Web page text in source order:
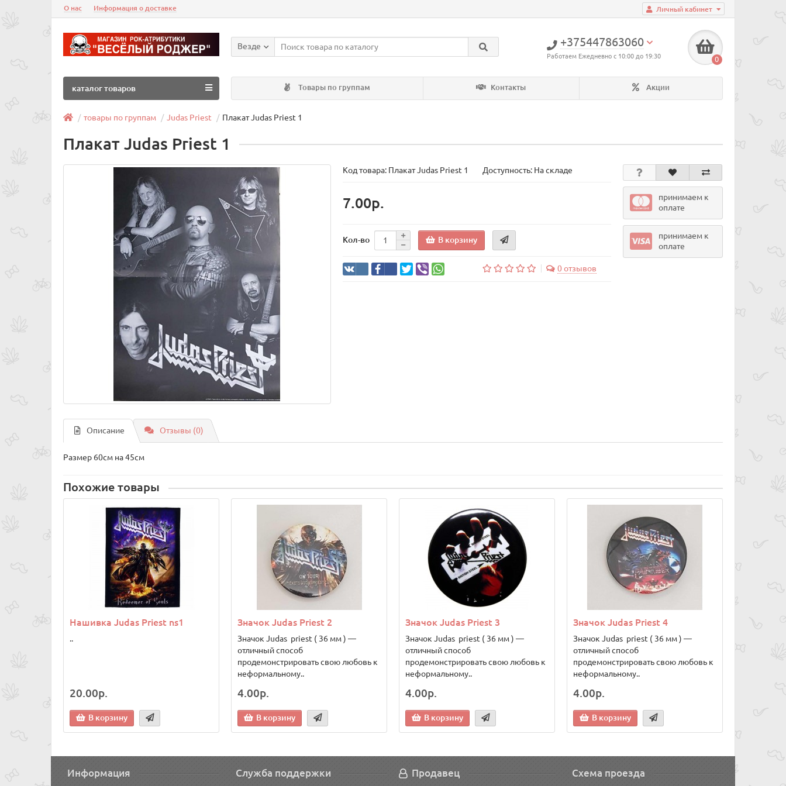
Личный кабинет
О нас Информация о доставке
+375447863060
Работаем Ежедневно с 10:00 до 19:30 0
Везде
Товары по группам Контакты Акции
каталог товаров
товары по группам Judas Priest Плакат Judas Priest 1
Плакат Judas Priest 1
Код товара: Плакат Judas Priest 1 Доступность: На складе
7.00р.
Кол-во В корзину
0 отзывов
принимаем к
оплате
принимаем к
оплате
Описание Отзывы (0)
Размер 60см на 45см
Похожие товары
Нашивка Judas Priest ns1
..
20.00р.
В корзину
Значок Judas Priest 2
Значок Judas priest ( 36 мм ) —
отличный способ
продемонстрировать свою любовь к
неформальному..
4.00р.
В корзину
Значок Judas Priest 3
Значок Judas priest ( 36 мм ) —
отличный способ
продемонстрировать свою любовь к
неформальному..
4.00р.
В корзину
Значок Judas Priest 4
Значок Judas priest ( 36 мм ) —
отличный способ
продемонстрировать свою любовь к
неформальному..
4.00р.
В корзину
Информация Служба поддержки Продавец Схема проезда